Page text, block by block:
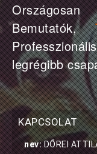
Bemutatók,
legrégibb
KAPCSOLAT
nev:DŐREI